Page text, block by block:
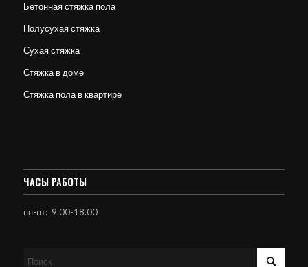
Бетонная стяжка пола
Полусухая стяжка
Сухая стяжка
Стяжка в доме
Стяжка пола в квартире
ЧАСЫ РАБОТЫ
пн-пт: 9.00-18.00